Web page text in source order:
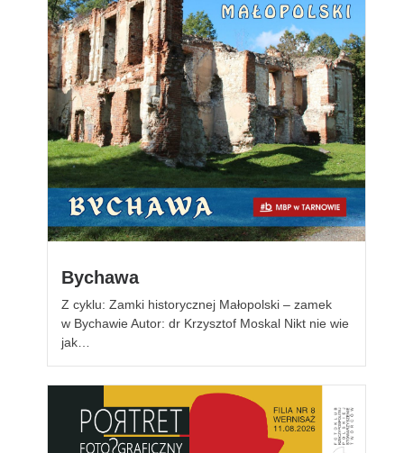
Bychawa
Z cyklu: Zamki historycznej Małopolski – zamek
w Bychawie Autor: dr Krzysztof Moskal Nikt nie wie
jak…